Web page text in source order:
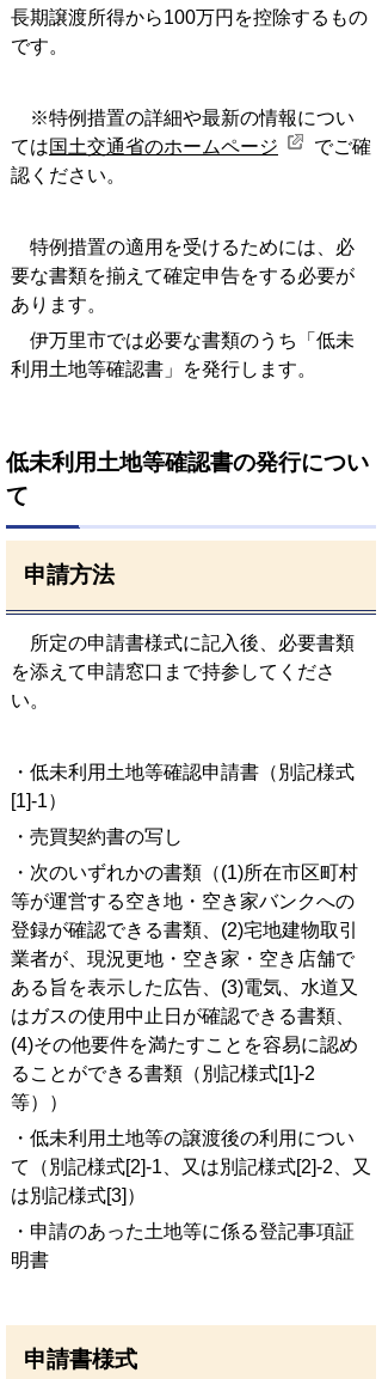
長期譲渡所得から100万円を控除するもの
です。
※特例措置の詳細や最新の情報につい
ては国土交通省のホームページ
でご確
認ください。
特例措置の適用を受けるためには、必
要な書類を揃えて確定申告をする必要が
あります。
伊万里市では必要な書類のうち「低未
利用土地等確認書」を発行します。
低未利用土地等確認書の発行につい
て
申請方法
所定の申請書様式に記入後、必要書類
を添えて申請窓口まで持参してくださ
い。
・低未利用土地等確認申請書（別記様式
[1]-1）
・売買契約書の写し
・次のいずれかの書類（(1)所在市区町村
等が運営する空き地・空き家バンクへの
登録が確認できる書類、(2)宅地建物取引
業者が、現況更地・空き家・空き店舗で
ある旨を表示した広告、(3)電気、水道又
はガスの使用中止日が確認できる書類、
(4)その他要件を満たすことを容易に認め
ることができる書類（別記様式[1]-2
等））
・低未利用土地等の譲渡後の利用につい
て（別記様式[2]-1、又は別記様式[2]-2、又
は別記様式[3]）
・申請のあった土地等に係る登記事項証
明書
申請書様式